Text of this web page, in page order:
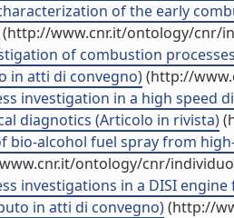
of the early
(http://www.cnr.it/ontology/cnr/
of combustion
in atti di convegno)(http://
investigation in a high speed
diagnotics (Articolo in rivista)
bio-alcohol fuel spray from
ontology/cnr/
investigations in a DISI
in atti di convegno)(http://